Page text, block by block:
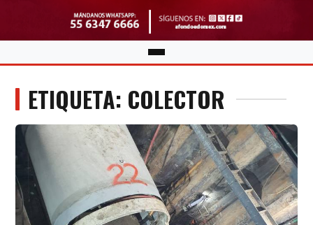
ETIQUETA: COLECTOR